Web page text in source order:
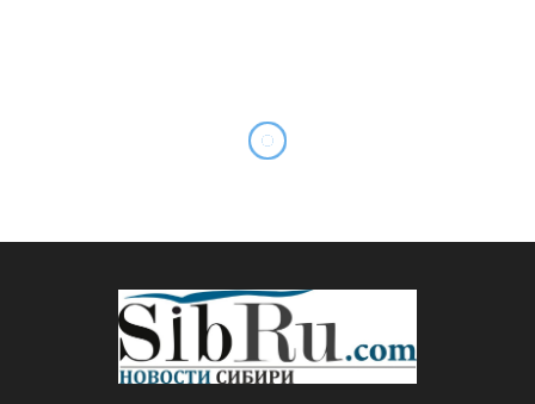
Оймякон” стартует в
Якутии
Редакция SibRu.com 16.01.2026 НОВОСТИ
Комментариев нет 2 Mins Read